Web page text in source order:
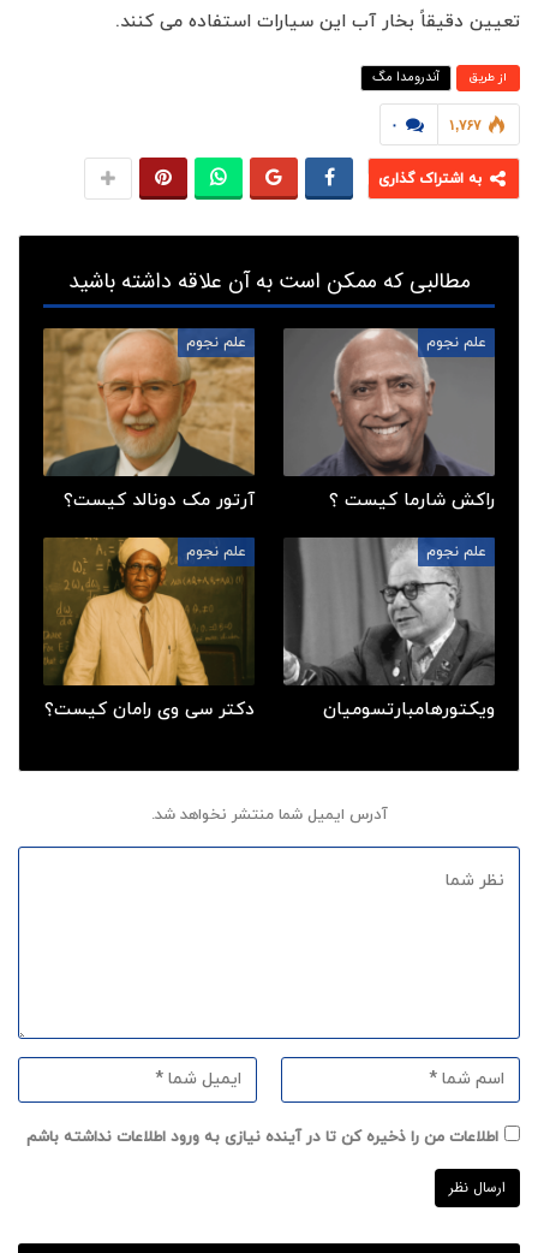
تعیین دقیقاً بخار آب این سیارات استفاده می کنند.
از طريق آندرومدا مگ
۰ ۱,۷۶۷
به اشتراک گذاری
مطالبی که ممکن است به آن علاقه داشته باشید
علم نجوم
راکش شارما کیست ؟
علم نجوم
آرتور مک دونالد کیست؟
علم نجوم
ویکتورهامبارتسومیان
علم نجوم
دکتر سی وی رامان کیست؟
آدرس ایمیل شما منتشر نخواهد شد.
اطلاعات من را ذخیره کن تا در آینده نیازی به ورود اطلاعات نداشته باشم